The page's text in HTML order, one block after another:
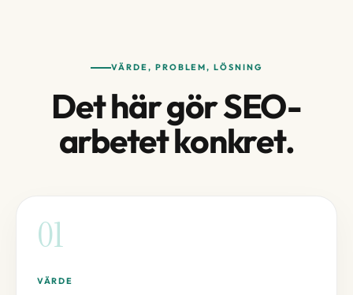
VÄRDE, PROBLEM, LÖSNING
Det här gör SEO-
arbetet konkret.
01
VÄRDE